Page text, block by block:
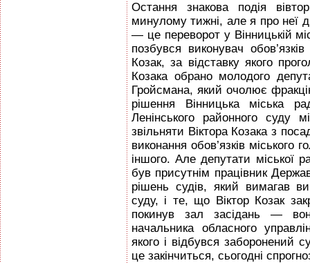
Остання знакова подія
минулому тижні, але я про неї
— це переворот у Вінницькій
позбувся виконувач
Козак, за відставку якого
Козака обрано молодого
Гройсмана, який очолює
рішення Вінницька міська
Ленінського районного суду
звільняти Віктора Козака з
виконання обов’язків міського
іншого. Але депутати міської
був присутнім працівник
рішень судів, який вимагав
суду, і те, що Віктор Козак
покинув зал засідань —
начальника обласного
якого і відбувся заборонений
це закінчиться, сьогодні